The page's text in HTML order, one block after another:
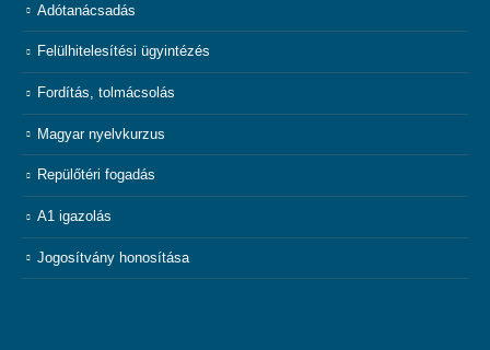
Adótanácsadás
Felülhitelesítési ügyintézés
Fordítás, tolmácsolás
Magyar nyelvkurzus
Repülőtéri fogadás
A1 igazolás
Jogosítvány honosítása